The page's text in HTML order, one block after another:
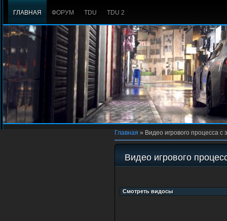
ГЛАВНАЯ ФОРУМ TDU TDU 2
Главная » Видео игрового процесса с
Видео игрового